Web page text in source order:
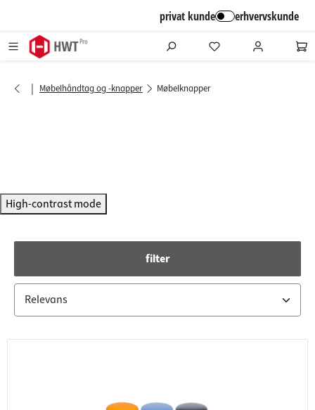
privat kunde erhvervskunde
| Møbelhåndtag og -knapper Møbelknapper
High-contrast mode
filter